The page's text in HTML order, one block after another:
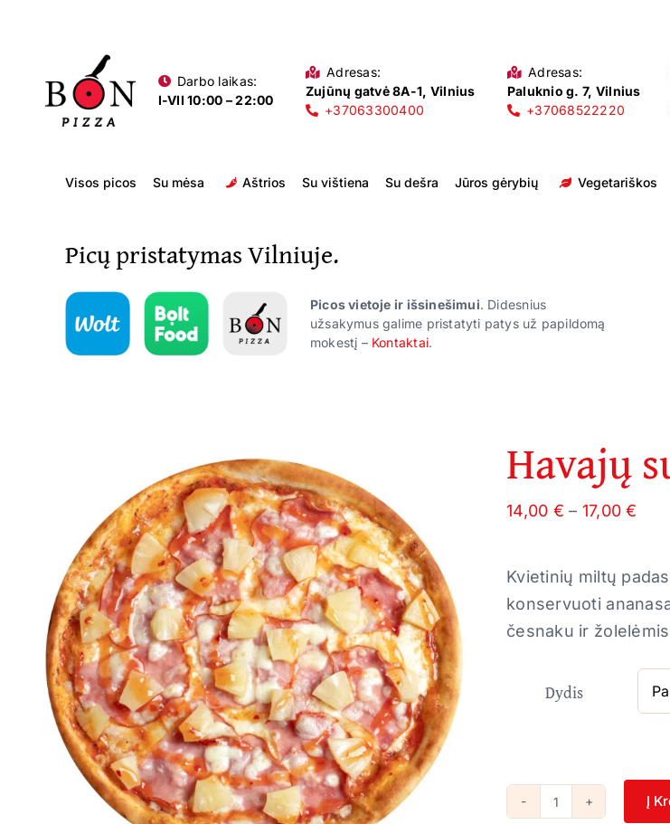
Darbo laikas:
I-VII 10:00 – 22:00
Adresas:
Zujūnų gatvė 8A-1, Vilnius
+37063300400
Adresas:
Paluknio g. 7, Vilnius
+37068522220
Visos picos Su mėsa Aštrios Su vištiena Su dešra Jūros gėrybių Vegetariškos
Picų pristatymas Vilniuje.
Picos vietoje ir išsinešimui. Didesnius
užsakymus galime pristatyti patys už papildomą
mokestį – Kontaktai.
Havajų
14,00 € – 17,00€
Kvietinių miltų
konservuoti
česnaku ir žolelėmis
Dydis
produkto
Į